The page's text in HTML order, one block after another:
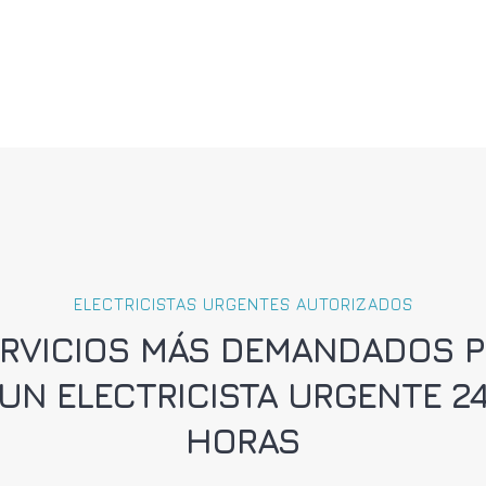
ELECTRICISTAS URGENTES AUTORIZADOS
MÁS DEMANDADOS
ELECTRICISTA URGENTE
HORAS